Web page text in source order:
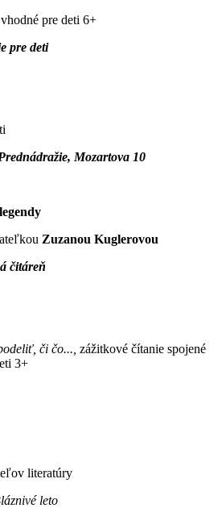
pre deti 6+
pre deti
Mozartova 10
Zuzanou Kuglerovou
čitáreň
či čo..., zážitkové čítanie spojené
3+
literatúry
leto